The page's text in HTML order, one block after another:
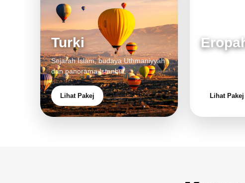
Turki
Sejarah Islam, budaya Uthmaniyyah
dan panorama Istanbul.
Lihat Pakej Lihat Pakej